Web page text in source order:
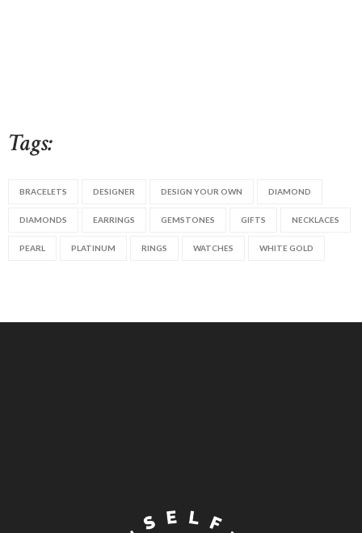
Tags:
BRACELETS DESIGNER DESIGN YOUR OWN DIAMOND
DIAMONDS EARRINGS GEMSTONES GIFTS NECKLACES
PEARL PLATINUM RINGS WATCHES WHITE GOLD